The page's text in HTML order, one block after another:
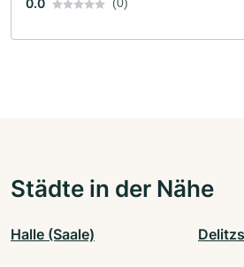
0.0 (0)
Städte in der Nähe
Halle (Saale)